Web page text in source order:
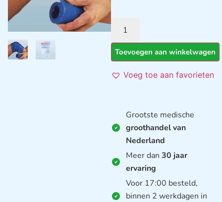
Toevoegen aan winkelwagen
Voeg toe aan favorieten
Grootste medische
groothandel van
Nederland
Meer dan 30 jaar
ervaring
Voor 17:00 besteld,
binnen 2 werkdagen in